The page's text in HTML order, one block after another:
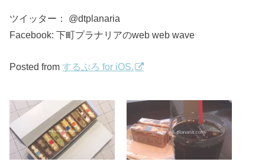
ツイッター： @dtplanaria
Facebook: 下町プラナリアのweb web wave
Posted fromするぷろ for iOS.